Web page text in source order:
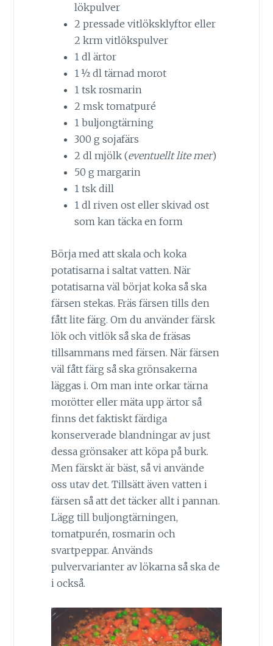
lökpulver
2 pressade vitlöksklyftor eller
2 krm vitlökspulver
1 dl ärtor
1 ½ dl tärnad morot
1 tsk rosmarin
2 msk tomatpuré
1 buljongtärning
300 g sojafärs
2 dl mjölk (eventuellt lite mer)
50 g margarin
1 tsk dill
1 dl riven ost eller skivad ost
som kan täcka en form
Börja med att skala och koka
potatisarna i saltat vatten. När
potatisarna väl börjat koka så ska
färsen stekas. Fräs färsen tills den
fått lite färg. Om du använder färsk
lök och vitlök så ska de fräsas
tillsammans med färsen. När färsen
väl fått färg så ska grönsakerna
läggas i. Om man inte orkar tärna
morötter eller mäta upp ärtor så
finns det faktiskt färdiga
konserverade blandningar av just
dessa grönsaker att köpa på burk.
Men färskt är bäst, så vi använde
oss utav det. Tillsätt även vatten i
färsen så att det täcker allt i pannan.
Lägg till buljongtärningen,
tomatpurén, rosmarin och
svartpeppar. Används
pulvervarianter av lökarna så ska de
i också.